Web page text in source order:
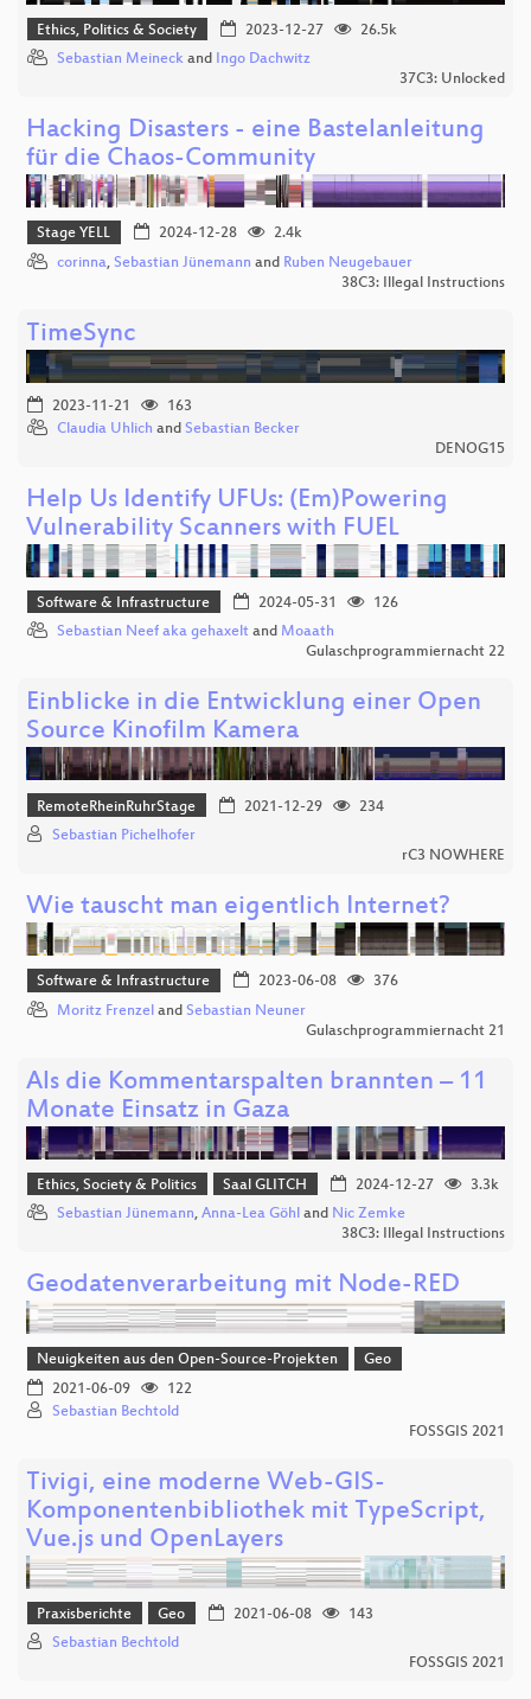
Ethics, Politics & Society 2023-12-27
26.5k
Sebastian Meineck and Ingo Dachwitz
37C3: Unlocked
Hacking Disasters - eine Bastelanleitung
für die Chaos-Community
Stage YELL 2024-12-28
2.4k
corinna, Sebastian Jünemann and Ruben Neugebauer
38C3: Illegal Instructions
TimeSync
2023-11-21
163
Claudia Uhlich and Sebastian Becker
DENOG15
Help Us Identify UFUs: (Em)Powering
Vulnerability Scanners with FUEL
Software & Infrastructure 2024-05-31
126
Sebastian Neef aka gehaxelt and Moaath
Gulaschprogrammiernacht 22
Einblicke in die Entwicklung einer Open
Source Kinofilm Kamera
RemoteRheinRuhrStage 2021-12-29
234
Sebastian Pichelhofer
rC3 NOWHERE
Wie tauscht man eigentlich Internet?
Software & Infrastructure 2023-06-08
376
Moritz Frenzel and Sebastian Neuner
Gulaschprogrammiernacht 21
Als die Kommentarspalten brannten – 11
Monate Einsatz in Gaza
Ethics, Society & Politics Saal GLITCH 2024-12-27
3.3k
Sebastian Jünemann, Anna-Lea Göhl and Nic Zemke
38C3: Illegal Instructions
Geodatenverarbeitung mit Node-RED
Neuigkeiten aus den Open-Source-Projekten
Geo
2021-06-09
122
Sebastian Bechtold
FOSSGIS 2021
Tivigi, eine moderne Web-GIS-
Komponentenbibliothek mit TypeScript,
Vue.js und OpenLayers
Praxisberichte Geo 2021-06-08
143
Sebastian Bechtold
FOSSGIS 2021